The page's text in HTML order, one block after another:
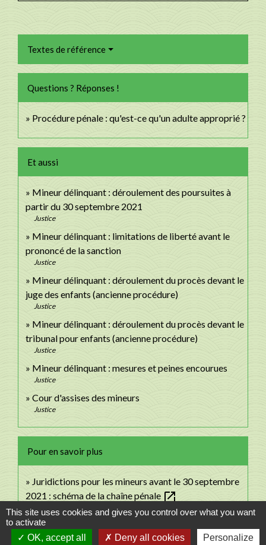
Textes de référence
Questions ? Réponses !
Procédure pénale : qu'est-ce qu'un adulte approprié ?
Et aussi
Mineur délinquant : déroulement des poursuites à
partir du 30 septembre 2021
Justice
Mineur délinquant : limitations de liberté avant le
prononcé de la sanction
Justice
Mineur délinquant : déroulement du procès devant le
juge des enfants (ancienne procédure)
Justice
Mineur délinquant : déroulement du procès devant le
tribunal pour enfants (ancienne procédure)
Justice
Mineur délinquant : mesures et peines encourues
Justice
Cour d'assises des mineurs
Justice
Pour en savoir plus
Juridictions pour les mineurs avant le 30 septembre
2021 : schéma de la chaîne pénale open_in_new
Ministère chargé de la justice
La justice des mineursopen_in_new
Ministère chargé de la justice
This site uses cookies and gives you control over what you want
to activate
OK, accept all
Deny all cookies Personalize